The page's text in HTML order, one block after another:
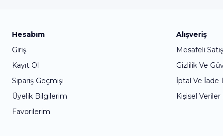
Hesabım
Giriş
Kayıt Ol
Sipariş Geçmişi
Üyelik Bilgilerim
Favorilerim
Alışveriş
Mesafeli
Gizlilik Ve
İptal Ve İade
Kişisel Veriler